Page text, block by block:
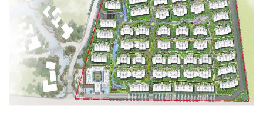
快速搜索
企业招聘
企业会员
关于投稿